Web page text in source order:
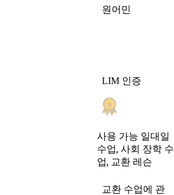
원어민
LIM 인증
사용 가능 일대일
수업, 사회 장학 수
업, 교환 레슨
교환 수업에 관